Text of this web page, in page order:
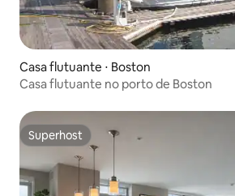
Casa flutuante ⋅ Boston
Casa flutuante no porto de Boston
Superhost
Superhost